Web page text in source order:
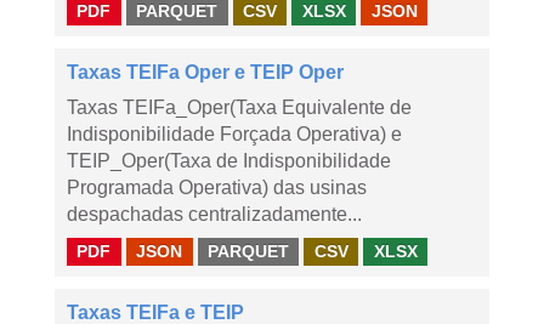
PDF PARQUET CSV XLSX JSON
Taxas TEIFa Oper e TEIP Oper
Taxas TEIFa_Oper(Taxa Equivalente de
Indisponibilidade Forçada Operativa) e
TEIP_Oper(Taxa de Indisponibilidade
Programada Operativa) das usinas
despachadas centralizadamente...
PDF JSON PARQUET CSV XLSX
Taxas TEIFa e TEIP